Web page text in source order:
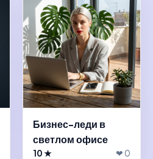
Бизнес-леди в
светлом офисе
10 ★ ❤ 0